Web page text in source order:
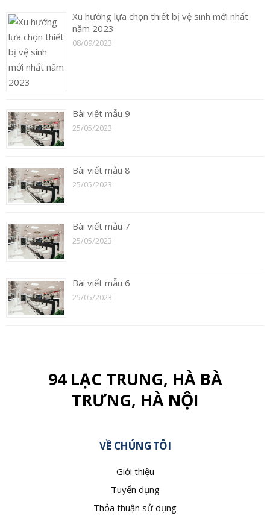
Xu hướng lựa chọn thiết bị vệ sinh mới nhất
năm 2023
08/09/2023
Bài viết mẫu 9
25/05/2023
Bài viết mẫu 8
25/05/2023
Bài viết mẫu 7
25/05/2023
Bài viết mẫu 6
25/05/2023
94 LẠC TRUNG, HÀ BÀ
TRƯNG, HÀ NỘI
VỀ CHÚNG TÔI
Giới thiệu
Tuyển dụng
Thỏa thuận sử dụng